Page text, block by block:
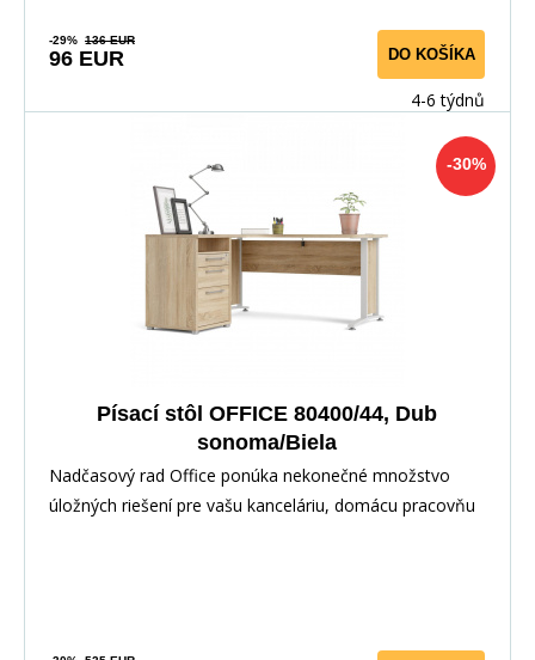
-29% 136 EUR
96 EUR DO KOŠÍKA
4-6 týdnů
-30%
Písací stôl OFFICE 80400/44, Dub
sonoma/Biela
Nadčasový rad Office ponúka nekonečné množstvo
úložných riešení pre vašu kanceláriu, domácu pracovňu